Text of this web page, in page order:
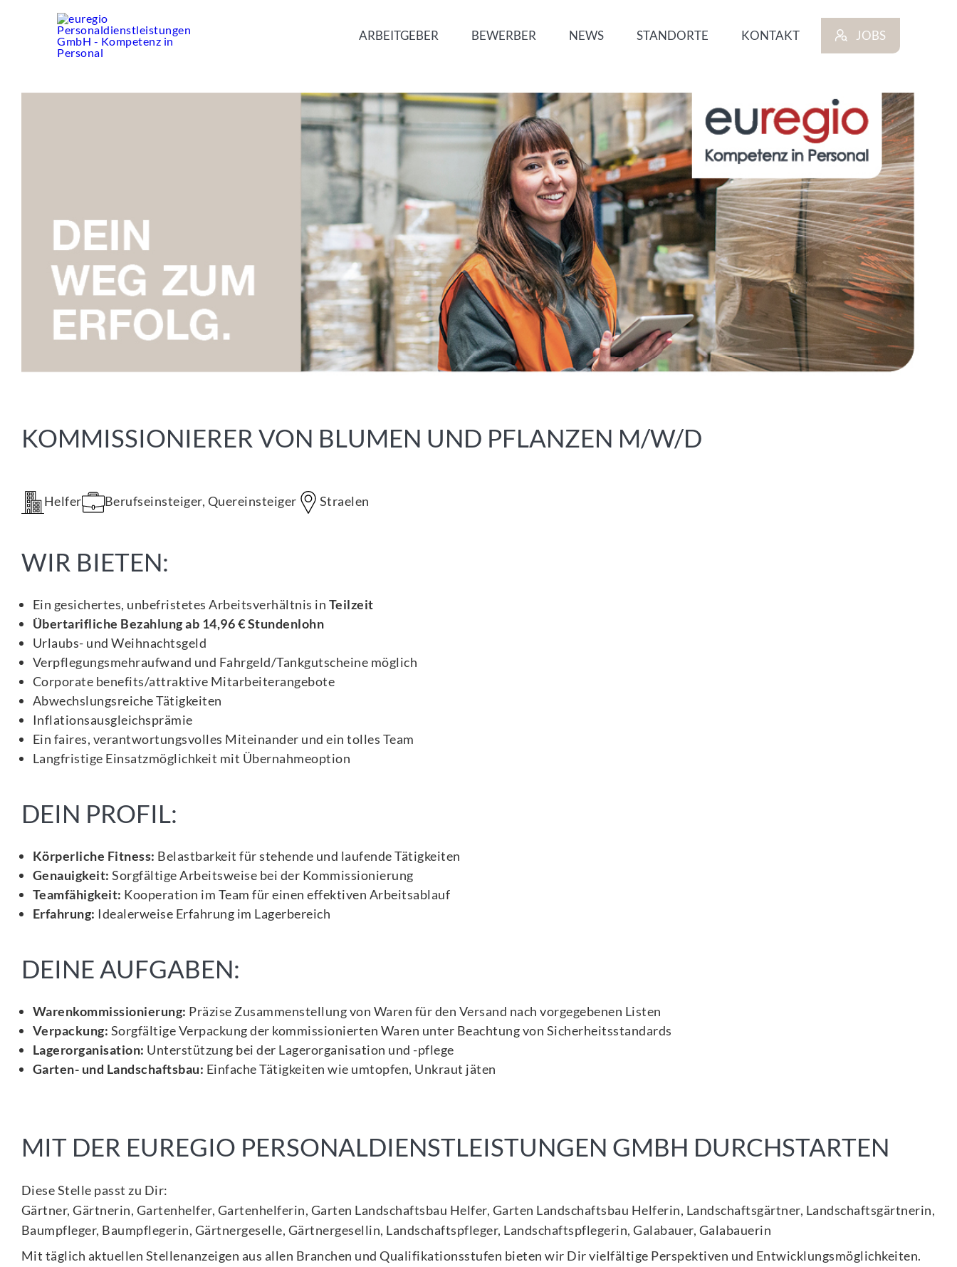
ARBEITGEBER BEWERBER NEWS STANDORTE KONTAKT JOBS
KOMMISSIONIERER VON BLUMEN UND PFLANZEN M/W/D
Helfer Berufseinsteiger, Quereinsteiger Straelen
WIR BIETEN:
Ein gesichertes, unbefristetes Arbeitsverhältnis in Teilzeit
Übertarifliche Bezahlung ab 14,96 € Stundenlohn
Urlaubs- und Weihnachtsgeld
Verpflegungsmehraufwand und Fahrgeld/Tankgutscheine möglich
Corporate benefits/attraktive Mitarbeiterangebote
Abwechslungsreiche Tätigkeiten
Inflationsausgleichsprämie
Ein faires, verantwortungsvolles Miteinander und ein tolles Team
Langfristige Einsatzmöglichkeit mit Übernahmeoption
DEIN PROFIL:
Körperliche Fitness: Belastbarkeit für stehende und laufende Tätigkeiten
Genauigkeit: Sorgfältige Arbeitsweise bei der Kommissionierung
Teamfähigkeit: Kooperation im Team für einen effektiven Arbeitsablauf
Erfahrung: Idealerweise Erfahrung im Lagerbereich
DEINE AUFGABEN:
Warenkommissionierung: Präzise Zusammenstellung von Waren für den Versand nach vorgegebenen Listen
Verpackung: Sorgfältige Verpackung der kommissionierten Waren unter Beachtung von Sicherheitsstandards
Lagerorganisation: Unterstützung bei der Lagerorganisation und -pflege
Garten- und Landschaftsbau: Einfache Tätigkeiten wie umtopfen, Unkraut jäten
MIT DER EUREGIO PERSONALDIENSTLEISTUNGEN GMBH DURCHSTARTEN
Diese Stelle passt zu Dir:
Gärtner, Gärtnerin, Gartenhelfer, Gartenhelferin, Garten Landschaftsbau Helfer, Garten Landschaftsbau Helferin, Landschaftsgärtner, Landschaftsgärtnerin,
Baumpfleger, Baumpflegerin, Gärtnergeselle, Gärtnergesellin, Landschaftspfleger, Landschaftspflegerin, Galabauer, Galabauerin
Mit täglich aktuellen Stellenanzeigen aus allen Branchen und Qualifikationsstufen bieten wir Dir vielfältige Perspektiven und Entwicklungsmöglichkeiten.